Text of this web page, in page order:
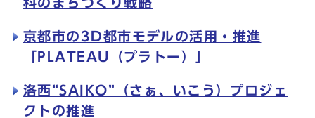
京都市の3D都市モデルの活用・推進
「PLATEAU（プラトー）」
洛西“SAIKO”（さぁ、いこう）プロジェ
クトの推進